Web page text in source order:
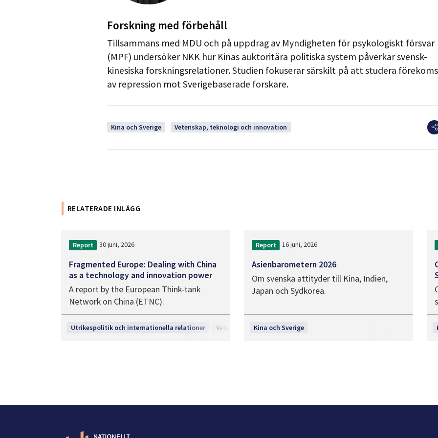
Forskning med förbehåll
Tillsammans med MDU och på uppdrag av Myndigheten för psykologiskt försvar
(MPF) undersöker NKK hur Kinas auktoritära politiska system påverkar svensk-
kinesiska forskningsrelationer. Studien fokuserar särskilt på att studera
av repression mot Sverigebaserade forskare.
Kina och Sverige Vetenskap, teknologi och innovation
RELATERADE INLÄGG
Report
Utrikespolitik och internationella relationer Vetenskap, teknologi och innovation
30 juni, 2026
Fragmented Europe: Dealing with China
as a technology and innovation power
A report by the European Think-tank
Network on China (ETNC).
Report
Kina och Sverige
16 juni, 2026
Asienbarometern 2026
Om svenska attityder till Kina, Indien,
Japan och Sydkorea.